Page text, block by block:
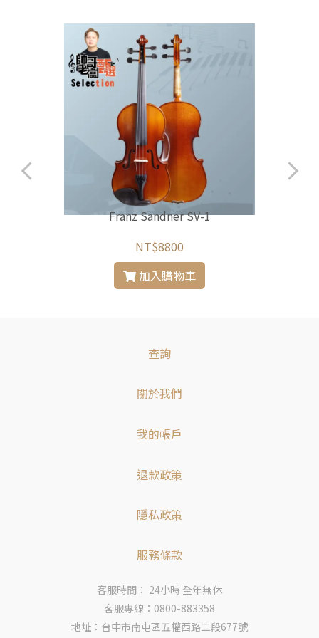
Franz Sandner SV-1
NT$8800
加入購物車
查詢
關於我們
我的帳戶
退款政策
隱私政策
服務條款
客服時間： 24小時 全年無休
客服專線：0800-883358
地址：台中市南屯區五權西路二段677號